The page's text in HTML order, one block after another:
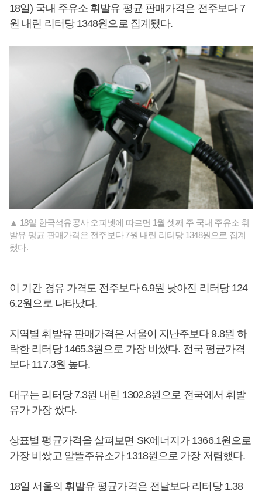
18일) 국내 주유소 휘발유 평균 판매가격은 전주보다 7
원 내린 리터당 1348원으로 집계됐다.
▲ 18일 한국석유공사 오피넷에 따르면 1월 셋째 주 국내 주유소 휘
발유 평균 판매가격은 전주보다 7원 내린 리터당 1348원으로 집계
됐다.
이 기간 경유 가격도 전주보다 6.9원 낮아진 리터당 124
6.2원으로 나타났다.
지역별 휘발유 판매가격은 서울이 지난주보다 9.8원 하
락한 리터당 1465.3원으로 가장 비쌌다. 전국 평균가격
보다 117.3원 높다.
대구는 리터당 7.3원 내린 1302.8원으로 전국에서 휘발
유가 가장 쌌다.
상표별 평균가격을 살펴보면 SK에너지가 1366.1원으로
가장 비쌌고 알뜰주유소가 1318원으로 가장 저렴했다.
18일 서울의 휘발유 평균가격은 전날보다 리터당 1.38